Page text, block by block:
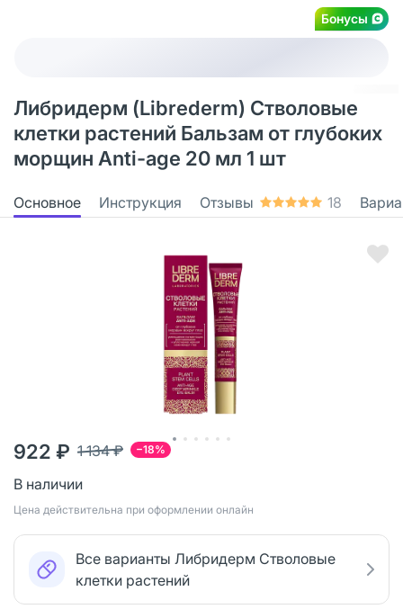
Бонусы
Либридерм (Librederm) Стволовые
клетки растений Бальзам от глубоких
морщин Anti-age 20 мл 1 шт
Основное Инструкция Отзывы 18
−18%
1 134 ₽
922 ₽
В наличии
Цена действительна при оформлении онлайн
Все варианты Либридерм Стволовые
клетки растений